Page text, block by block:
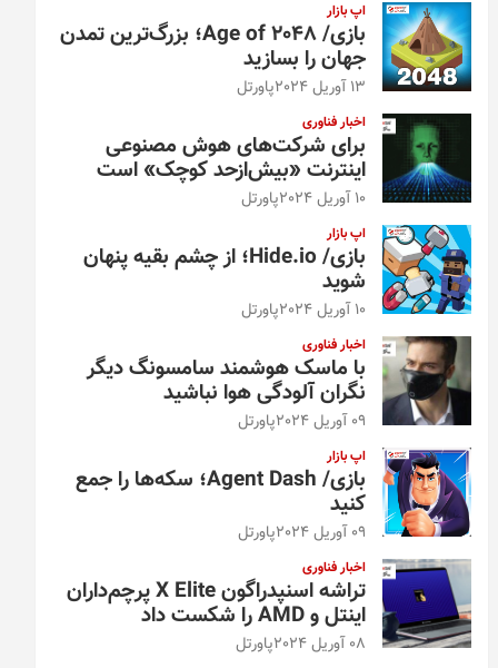
اپ بازار
بازی/ Age of 2048؛ بزرگ‌ترین تمدن
جهان را بسازید
13 آوریل 2024 پاورتل
اخبار فناوری
برای شرکت‌های هوش مصنوعی
اینترنت «بیش‌از‌حد کوچک» است
10 آوریل 2024 پاورتل
اپ بازار
بازی/ Hide.io؛ از چشم بقیه پنهان
شوید
10 آوریل 2024 پاورتل
اخبار فناوری
با ماسک هوشمند سامسونگ دیگر
نگران آلودگی هوا نباشید
09 آوریل 2024 پاورتل
اپ بازار
بازی/ Agent Dash؛ سکه‌ها را جمع
کنید
09 آوریل 2024 پاورتل
اخبار فناوری
تراشه اسنپدراگون X Elite پرچم‌داران
اینتل و AMD را شکست داد
08 آوریل 2024 پاورتل